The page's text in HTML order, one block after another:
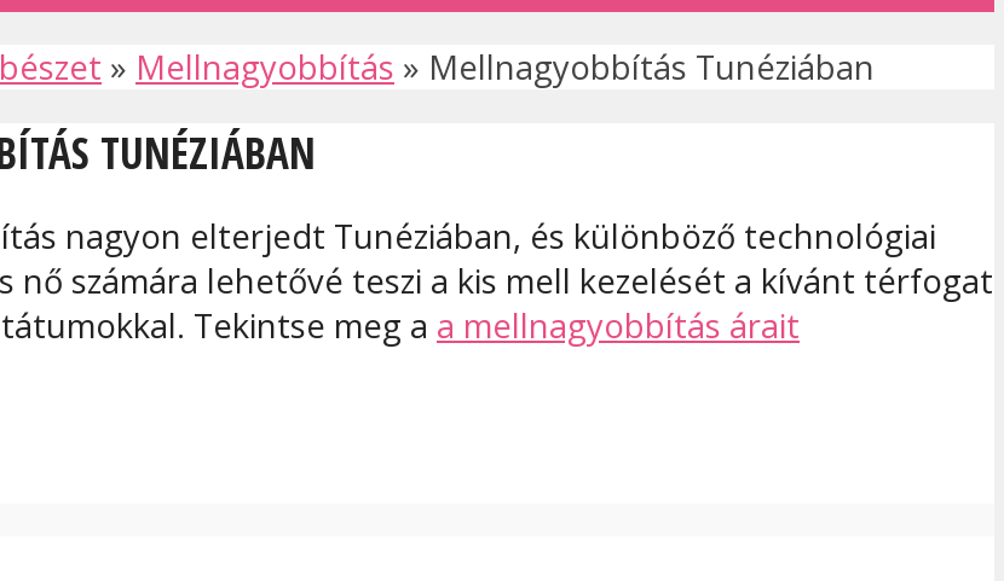
» Mellnagyobbítás » Mellnagyobbítás Tunéziában
TUNÉZIÁBAN
nagyon elterjedt Tunéziában, és különböző technológiai
nő számára lehetővé teszi a kis mell kezelését a kívánt térfogat
Tekintse meg a a mellnagyobbítás árait